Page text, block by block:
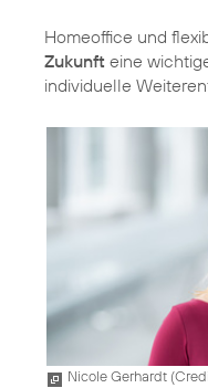
Homeoffice und
Zukunft eine
individuelle
Nicole Gerhardt (